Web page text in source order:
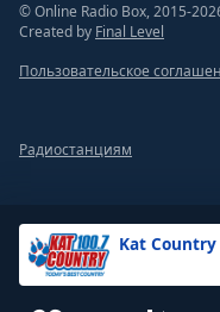
Kat Country
© Online Radio Box, 2015-
Created by Final Level
Пользовательское
Радиостанциям